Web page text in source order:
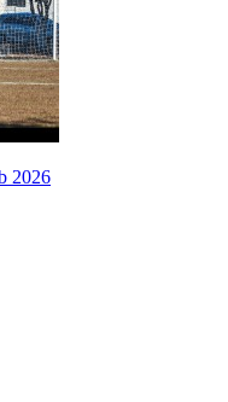
2026